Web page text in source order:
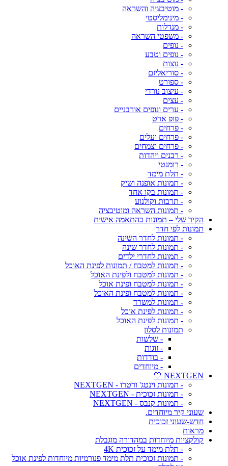
- מוטיבציה והשראה
- מינימליסטי
- מנדלות
- משפטי השראה
- נופים
- נופים וטבע
- נוצות
- סוריאליזם
- ספורט
- עיצוב נורדי
- עצים
- ערים ונופים אורבניים
- פופ ארט
- פרחים
- פרחים ועלים
- פרחים וצמחים
- רבנים ויהדות
- רומנטי
- תלת מימד
- תמונות אופנה ושיק
- תמונות בקו אחד
- תרבות וקולנוע
- תמונות השראה ומוטיבציה
הקיר שלי – תמונות בהתאמה אישית
תמונות לפי חדר
- תמונות לחדר השינה
- תמונות לחדר שינה
- תמונות לחדרי ילדים
- תמונות למטבח / תמונות לפינת האוכל
- תמונות למטבח ולפינת האוכל
- תמונות למטבח ופינת אוכל
- תמונות למטבח ופינת האוכל
- תמונות למשרד
- תמונות לפינת אוכל
- תמונות לפינת האוכל
תמונות לסלון
- שלשות
- זוגות
- בודדות
- מיוחדים
NEXTGEN 🤍
- תמונות וינטג' ורטרו - NEXTGEN
- תמונות זכוכית - NEXTGEN
- תמונות קנבס - NEXTGEN
שעוני קיר מיוחדים.
חדש-שעוני זכוכית
מראות
קולקציות מיוחדות במהדורה מוגבלת
- תלת מימד על זכוכית 4K
- תמונות זכוכית תלת מימד פנורמיות מיוחדות לפינת אוכל